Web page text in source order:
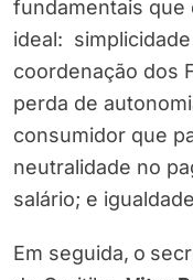
fundamentais que
ideal:
coordenação dos
perda de
consumidor que
neutralidade no
salário; e
Em seguida, o